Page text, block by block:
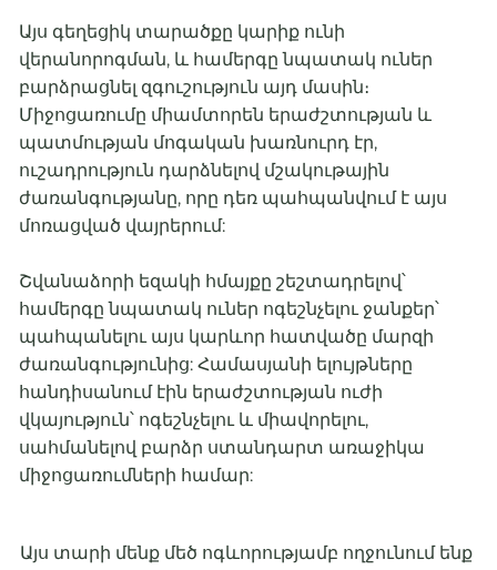
Այս գեղեցիկ տարածքը կարիք ունի
վերանորոգման, և համերգը նպատակ ուներ
բարձրացնել զգուշություն այդ մասին։
Միջոցառումը միամտորեն երաժշտության և
պատմության մոգական խառնուրդ էր,
ուշադրություն դարձնելով մշակութային
ժառանգությանը, որը դեռ պահպանվում է այս
մոռացված վայրերում:
Շվանաձորի եզակի հմայքը շեշտադրելով՝
համերգը նպատակ ուներ ոգեշնչելու ջանքեր՝
պահպանելու այս կարևոր հատվածը մարզի
ժառանգությունից: Համասյանի ելույթները
հանդիսանում էին երաժշտության ուժի
վկայություն՝ ոգեշնչելու և միավորելու,
սահմանելով բարձր ստանդարտ առաջիկա
միջոցառումների համար:
Այս տարի մենք մեծ ոգևորությամբ ողջունում ենք